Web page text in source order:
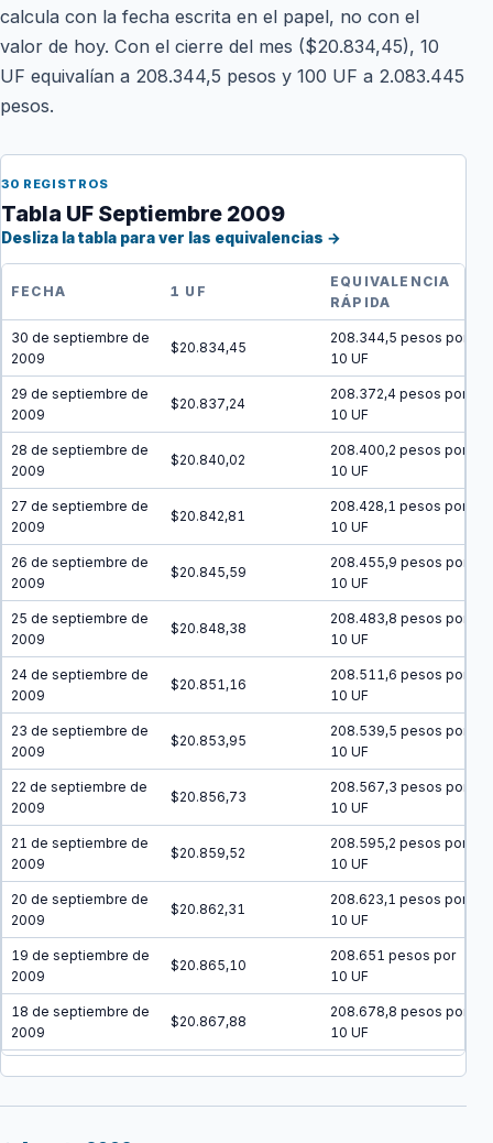
calcula con la fecha escrita en el papel, no con el
valor de hoy. Con el cierre del mes ($20.834,45), 10
UF equivalían a 208.344,5 pesos y 100 UF a 2.083.445
pesos.
30 REGISTROS
Tabla UF Septiembre 2009
Desliza la tabla para ver las equivalencias →
FECHA 1 UF
EQUIVALENCIA
RÁPIDA
30 de septiembre de
2009
$20.834,45
208.344,5 pesos por
10 UF
29 de septiembre de
2009
$20.837,24
208.372,4 pesos por
10 UF
28 de septiembre de
2009
$20.840,02
208.400,2 pesos por
10 UF
27 de septiembre de
2009
$20.842,81
208.428,1 pesos por
10 UF
26 de septiembre de
2009
$20.845,59
208.455,9 pesos por
10 UF
25 de septiembre de
2009
$20.848,38
208.483,8 pesos por
10 UF
24 de septiembre de
2009
$20.851,16
208.511,6 pesos por
10 UF
23 de septiembre de
2009
$20.853,95
208.539,5 pesos por
10 UF
22 de septiembre de
2009
$20.856,73
208.567,3 pesos por
10 UF
21 de septiembre de
2009
$20.859,52
208.595,2 pesos por
10 UF
20 de septiembre de
2009
$20.862,31
208.623,1 pesos por
10 UF
19 de septiembre de
2009
$20.865,10
208.651 pesos por
10 UF
18 de septiembre de
2009
$20.867,88
208.678,8 pesos por
10 UF
$20.870,67